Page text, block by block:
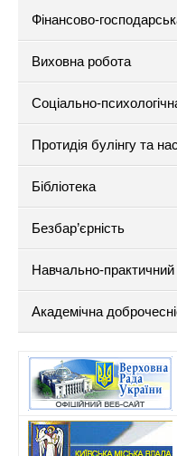
Фінансово-
Виховна робота
Соціально-
Протидія булінгу та
Бібліотека
Безбар’єрність
Навчально-практичний
Академічна